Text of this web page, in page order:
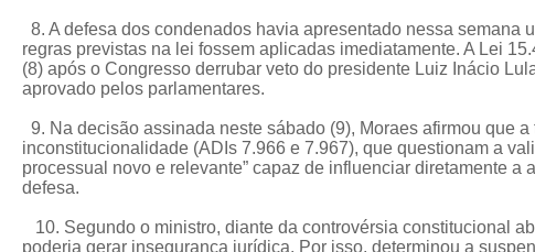
8. A defesa dos condenados havia apresentado nessa semana
regras previstas na lei fossem aplicadas imediatamente. A Lei
(8) após o Congresso derrubar veto do presidente Luiz Inácio
aprovado pelos parlamentares.
9. Na decisão assinada neste sábado (9), Moraes afirmou que
inconstitucionalidade (ADIs 7.966 e 7.967), que questionam a
processual novo e relevante” capaz de influenciar diretamente a
defesa.
10. Segundo o ministro, diante da controvérsia constitucional
poderia gerar insegurança jurídica. Por isso, determinou a